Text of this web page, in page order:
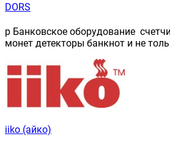
DORS
p Банковское оборудование
монет детекторы банкнот и не
iiko (айко)